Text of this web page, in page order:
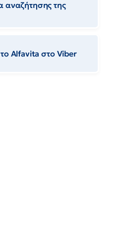
αναζήτησης της
Αlfavita στο Viber